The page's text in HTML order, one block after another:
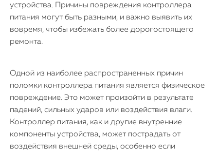
устройства. Причины повреждения контроллера
питания могут быть разными, и важно выявить их
вовремя, чтобы избежать более дорогостоящего
ремонта.
Одной из наиболее распространенных причин
поломки контроллера питания является физическое
повреждение. Это может произойти в результате
падений, сильных ударов или воздействия влаги.
Контроллер питания, как и другие внутренние
компоненты устройства, может пострадать от
воздействия внешней среды, особенно если